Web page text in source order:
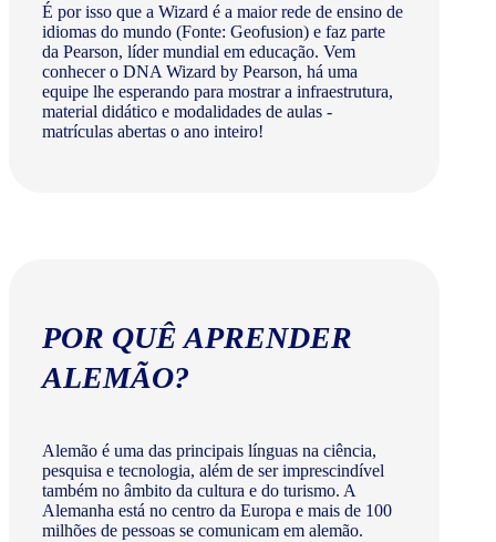
É por isso que a Wizard é a maior rede de ensino de
idiomas do mundo (Fonte: Geofusion) e faz parte
da Pearson, líder mundial em educação. Vem
conhecer o DNA Wizard by Pearson, há uma
equipe lhe esperando para mostrar a infraestrutura,
material didático e modalidades de aulas -
matrículas abertas o ano inteiro!
POR QUÊ APRENDER
ALEMÃO?
Alemão é uma das principais línguas na ciência,
pesquisa e tecnologia, além de ser imprescindível
também no âmbito da cultura e do turismo. A
Alemanha está no centro da Europa e mais de 100
milhões de pessoas se comunicam em alemão.